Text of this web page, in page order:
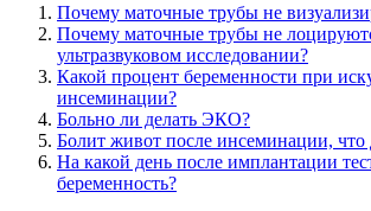
Почему маточные трубы не
Почему маточные трубы не
ультразвуковом исследовании?
Какой процент беременности при
инсеминации?
Больно ли делать ЭКО?
Болит живот после инсеминации, что
На какой день после имплантации
беременность?